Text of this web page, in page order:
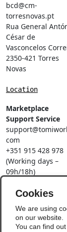
bcd@cm-
torresnovas.pt
Rua General
César de
Vasconcelos
2350-421 Torres
Novas
Location
Marketplace
Support Service
com
+351 915 428 978
(Working days –
09h/18h)
mobile network
Social
Cookies
We are using
on our website.
You can find